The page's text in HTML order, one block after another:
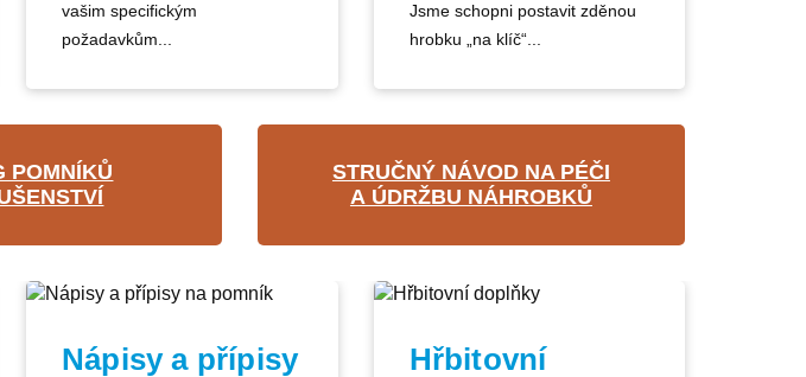
vašim specifickým
požadavkům...
Jsme schopni postavit zděnou
hrobku „na klíč“...
POMNÍKŮ
STRUČNÝ NÁVOD NA PÉČI
A ÚDRŽBU NÁHROBKŮ
Nápisy a přípisy
Hřbitovní